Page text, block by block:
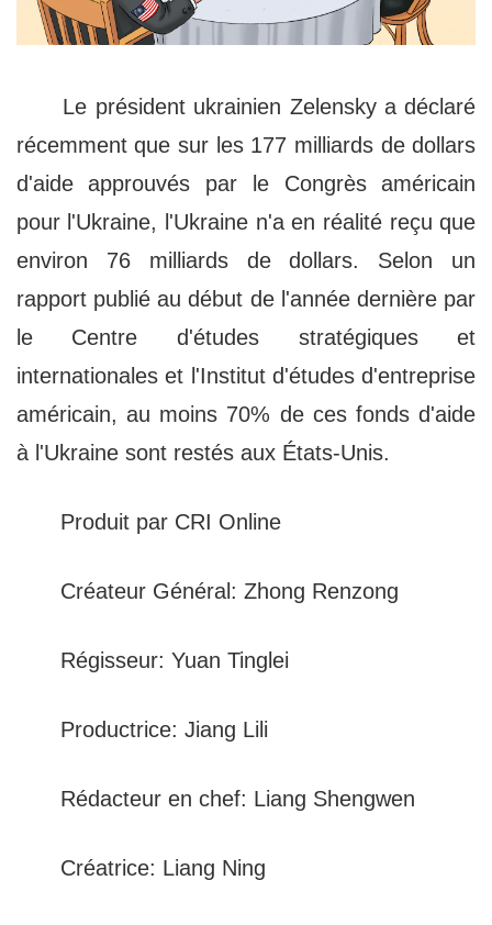
Le président ukrainien Zelensky a déclaré
récemment que sur les 177 milliards de dollars
d'aide approuvés par le Congrès américain
pour l'Ukraine, l'Ukraine n'a en réalité reçu que
environ 76 milliards de dollars. Selon un
rapport publié au début de l'année dernière par
le Centre d'études stratégiques et
internationales et l'Institut d'études d'entreprise
américain, au moins 70% de ces fonds d'aide
à l'Ukraine sont restés aux États-Unis.
Produit par CRI Online
Créateur Général: Zhong Renzong
Régisseur: Yuan Tinglei
Productrice: Jiang Lili
Rédacteur en chef: Liang Shengwen
Créatrice: Liang Ning